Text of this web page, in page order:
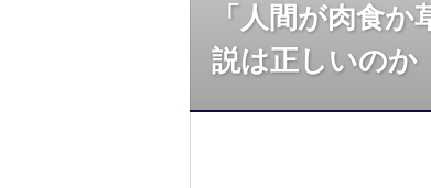
「人間が肉食
説は正しいのか